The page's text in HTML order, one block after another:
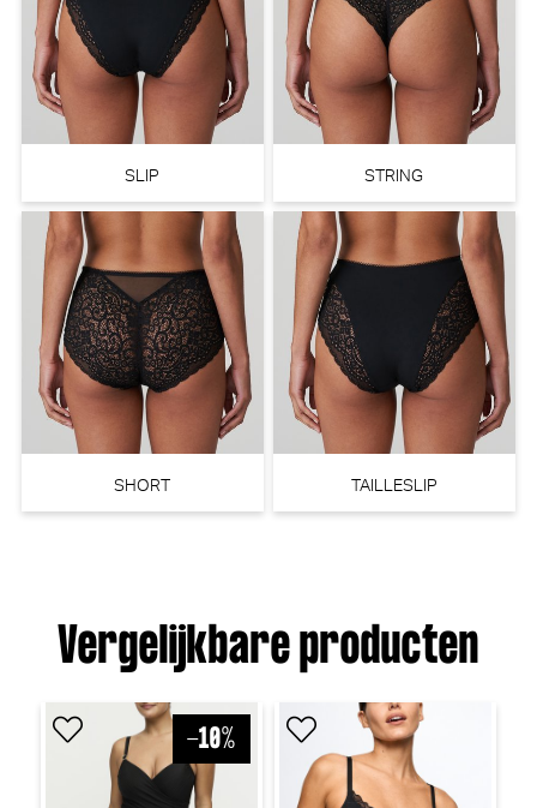
PrimaDonna Twist
€ 35,90
PrimaDonna Twist
€ 50,90
PrimaDonna Monterrey
Beugel BH (Vintage Pink)
PrimaDonna
30% korting
94,90
PrimaDonna Devdaha Beugel
BH (Tropicana)
PrimaDonna
30% korting
110,00 77,00
SLIP STRING
SHORT TAILLESLIP
Vergelijkbare producten